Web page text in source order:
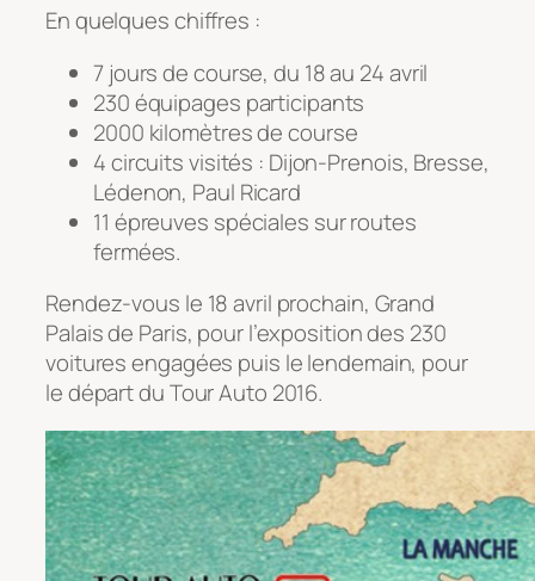
En quelques chiffres :
7 jours de course, du 18 au 24 avril
230 équipages participants
2000 kilomètres de course
4 circuits visités : Dijon-Prenois, Bresse,
Lédenon, Paul Ricard
11 épreuves spéciales sur routes
fermées.
Rendez-vous le 18 avril prochain, Grand
Palais de Paris, pour l’exposition des 230
voitures engagées puis le lendemain, pour
le départ du Tour Auto 2016.